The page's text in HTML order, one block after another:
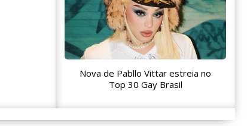
Nova de Pabllo Vittar estreia no
Top 30 Gay Brasil